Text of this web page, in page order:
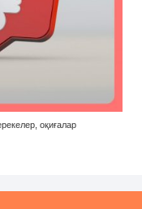
оқиғалар